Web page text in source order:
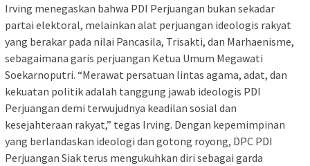
Irving menegaskan bahwa PDI Perjuangan bukan sekadar
partai elektoral, melainkan alat perjuangan ideologis rakyat
yang berakar pada nilai Pancasila, Trisakti, dan Marhaenisme,
sebagaimana garis perjuangan Ketua Umum Megawati
Soekarnoputri. “Merawat persatuan lintas agama, adat, dan
kekuatan politik adalah tanggung jawab ideologis PDI
Perjuangan demi terwujudnya keadilan sosial dan
kesejahteraan rakyat,” tegas Irving. Dengan kepemimpinan
yang berlandaskan ideologi dan gotong royong, DPC PDI
Perjuangan Siak terus mengukuhkan diri sebagai garda